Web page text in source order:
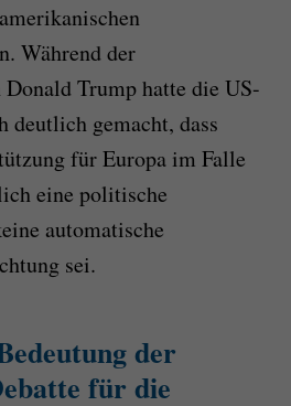
Während der
Trump hatte die US-
deutlich gemacht, dass
für Europa im Falle
eine politische
automatische
sei.
der
für die